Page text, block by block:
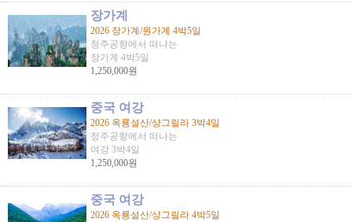
장가계
2026 장가계/원가계 4박5일
청주공항에서 떠나는
장가계 4박5일
1,250,000원
중국 여강
2026 옥룡설산/샹그릴라 3박4일
청주공항에서 떠나는
여강 3박4일
1,250,000원
중국 여강
2026 옥룡설산/샹그릴라 4박5일